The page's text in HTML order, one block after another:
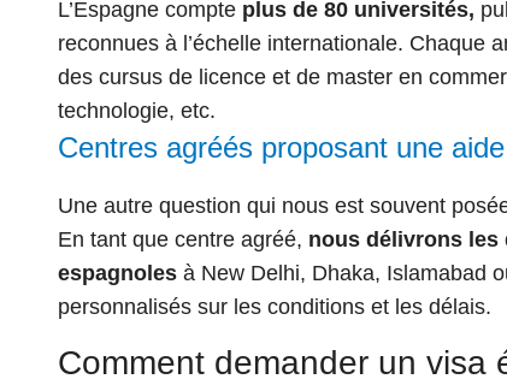
L’Espagne compte plus de 80 universités,
reconnues à l’échelle internationale. Chaque
des cursus de licence et de master en
technologie, etc.
Centres agréés proposant une
Une autre question qui nous est souvent
En tant que centre agréé, nous délivrons les
espagnoles à New Delhi, Dhaka, Islamabad
personnalisés sur les conditions et les délais.
Comment demander un visa